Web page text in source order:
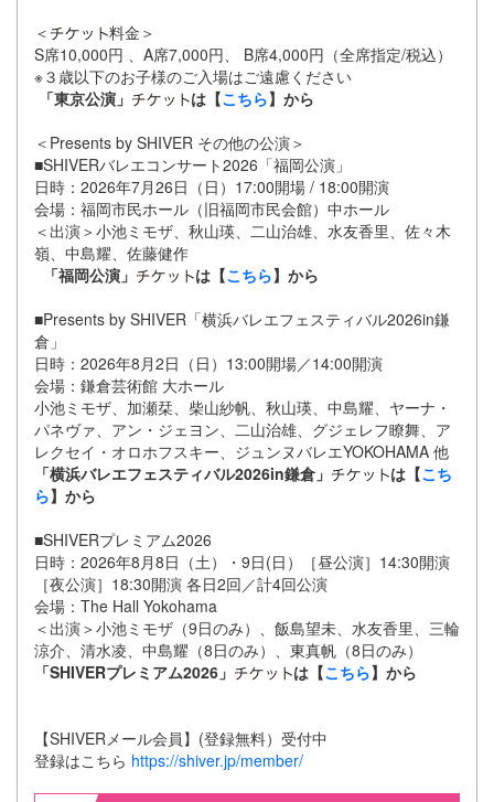
＜
料金＞
S席10,000円 、A席7,000円、 B席4,000円（全席指定/税込）
※３歳以下のお子様のご入場はご遠慮ください
「東京公演」
は【こちら】から
＜Presents by SHIVER その他の公演＞
■SHIVERバレエコンサート2026「福岡公演」
日時：2026年7月26日（日）17:00開場 / 18:00開演
会場：福岡市民ホール（旧福岡市民会館）中ホール
＜出演＞小池ミモザ、秋山瑛、二山治雄、水友香里、佐々木
嶺、中島耀、佐藤健作
「福岡公演」
は【こちら】から
■Presents by SHIVER「横浜バレエフェスティバル2026in鎌
倉」
日時：2026年8月2日（日）13:00開場／14:00開演
会場：鎌倉芸術館 大ホール
小池ミモザ、加瀬栞、柴山紗帆、秋山瑛、中島耀、ヤーナ・
パネヴァ、アン・ジェヨン、二山治雄、グジェレフ瞭舞、ア
レクセイ・オロホフスキー、ジュンヌバレエYOKOHAMA 他
「横浜バレエフェスティバル2026in鎌倉」
は【こち
ら】から
■SHIVERプレミアム2026
日時：2026年8月8日（土）・9日(日）［昼公演］14:30開演
［夜公演］18:30開演 各日2回／計4回公演
会場：The Hall Yokohama
＜出演＞小池ミモザ（9日のみ）、飯島望未、水友香里、三輪
涼介、清水凌、中島耀（8日のみ）、東真帆（8日のみ）
「SHIVERプレミアム2026」
は【こちら】から
【SHIVERメール会員】(登録無料）受付中
登録はこちら https://shiver.jp/member/